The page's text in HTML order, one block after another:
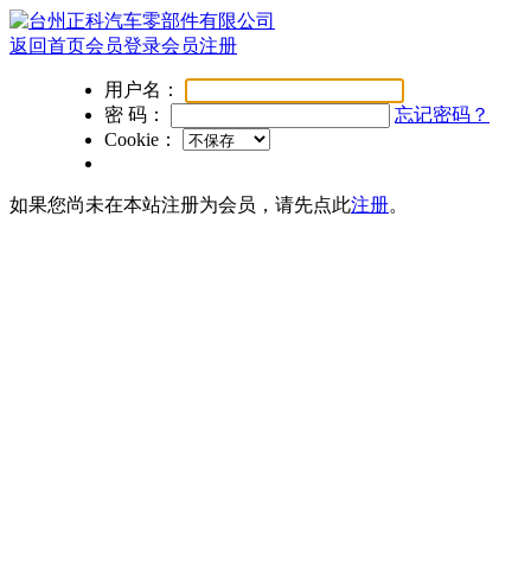
返回首页会员登录会员注册
用户名：
密 码：
忘记密码？
Cookie：
如果您尚未在本站注册为会员，请先点此注册。